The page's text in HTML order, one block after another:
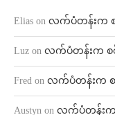
Elias on လက်ပံတန်းက စ
Luz on လက်ပံတန်းက စစ်
Fred on လက်ပံတန်းက စ
Austyn on လက်ပံတန်းက